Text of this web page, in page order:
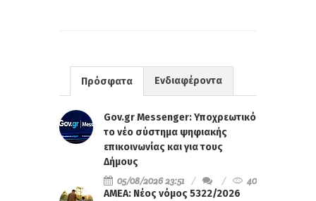
Πρόσφατα Ενδιαφέροντα
Gov.gr Messenger: Υποχρεωτικό
το νέο σύστημα ψηφιακής
επικοινωνίας και για τους
Δήμους
05/08/2026 23:51
40
ΑΜΕΑ: Νέος νόμος 5322/2026